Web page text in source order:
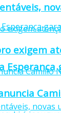
exigem